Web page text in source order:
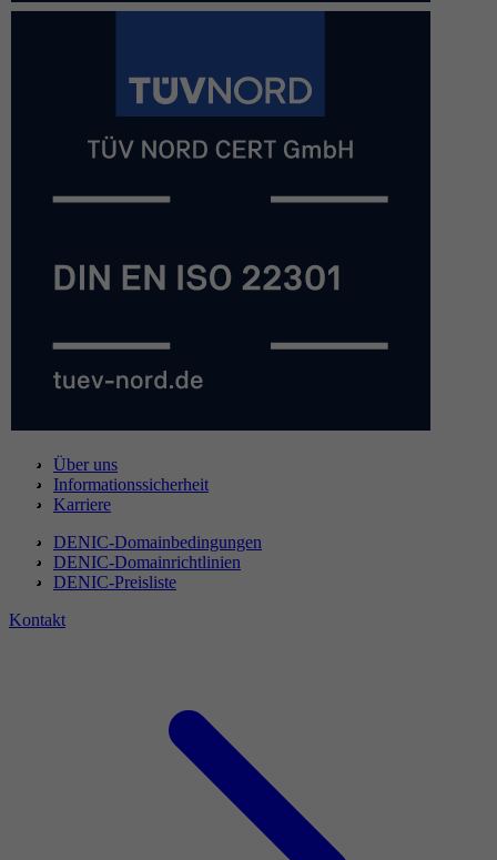
Über uns
Informationssicherheit
Karriere
DENIC-Domainbedingungen
DENIC-Domainrichtlinien
DENIC-Preisliste
Kontakt